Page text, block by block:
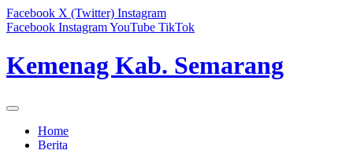
Facebook X (Twitter) Instagram
Facebook InstagramYouTube TikTok
Kemenag Kab. Semarang
Home
Berita